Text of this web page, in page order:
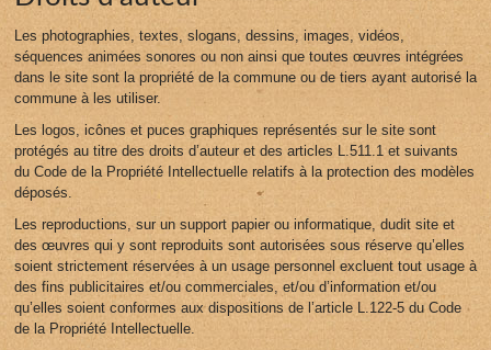
Les photographies, textes, slogans, dessins, images, vidéos,
séquences animées sonores ou non ainsi que toutes œuvres intégrées
dans le site sont la propriété de la commune ou de tiers ayant autorisé la
commune à les utiliser.
Les logos, icônes et puces graphiques représentés sur le site sont
protégés au titre des droits d’auteur et des articles L.511.1 et suivants
du Code de la Propriété Intellectuelle relatifs à la protection des modèles
déposés.
Les reproductions, sur un support papier ou informatique, dudit site et
des œuvres qui y sont reproduits sont autorisées sous réserve qu’elles
soient strictement réservées à un usage personnel excluent tout usage à
des fins publicitaires et/ou commerciales, et/ou d’information et/ou
qu’elles soient conformes aux dispositions de l’article L.122-5 du Code
de la Propriété Intellectuelle.